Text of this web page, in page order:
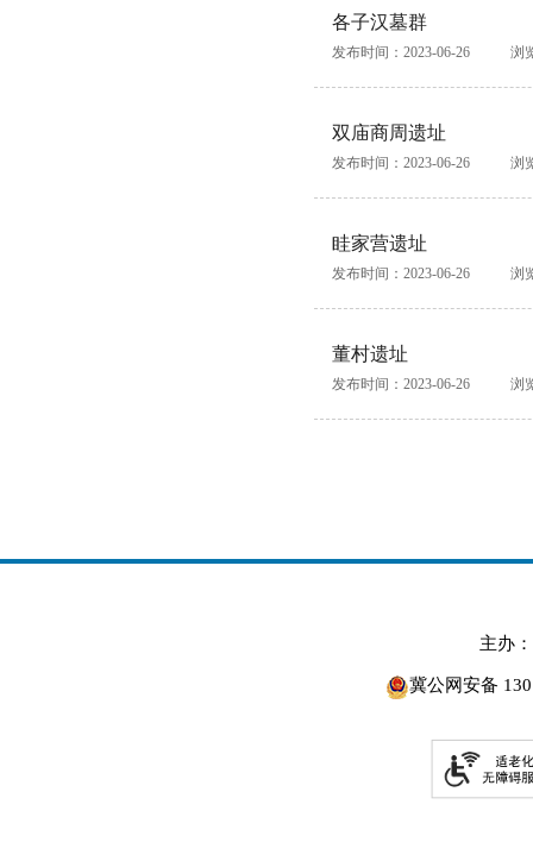
各子汉墓群
发布时间：2023-06-26 浏
双庙商周遗址
发布时间：2023-06-26 浏
眭家营遗址
发布时间：2023-06-26 浏
董村遗址
发布时间：2023-06-26 浏